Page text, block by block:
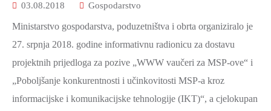
03.08.2018 Gospodarstvo
Ministarstvo gospodarstva, poduzetništva i obrta organiziralo je
27. srpnja 2018. godine informativnu radionicu za dostavu
projektnih prijedloga za pozive „WWW vaučeri za MSP-ove“ i
„Poboljšanje konkurentnosti i učinkovitosti MSP-a kroz
informacijske i komunikacijske tehnologije (IKT)“, a cjelokupan